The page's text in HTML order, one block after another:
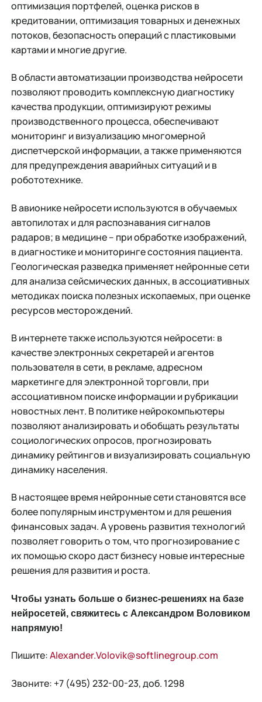
оптимизация портфелей, оценка рисков в
кредитовании, оптимизация товарных и денежных
потоков, безопасность операций с пластиковыми
картами и многие другие.
В области автоматизации производства нейросети
позволяют проводить комплексную диагностику
качества продукции, оптимизируют режимы
производственного процесса, обеспечивают
мониторинг и визуализацию многомерной
диспетчерской информации, а также применяются
для предупреждения аварийных ситуаций и в
робототехнике.
В авионике нейросети используются в обучаемых
автопилотах и для распознавания сигналов
радаров; в медицине – при обработке изображений,
в диагностике и мониторинге состояния пациента.
Геологическая разведка применяет нейронные сети
для анализа сейсмических данных, в ассоциативных
методиках поиска полезных ископаемых, при оценке
ресурсов месторождений.
В интернете также используются нейросети: в
качестве электронных секретарей и агентов
пользователя в сети, в рекламе, адресном
маркетинге для электронной торговли, при
ассоциативном поиске информации и рубрикации
новостных лент. В политике нейрокомпьютеры
позволяют анализировать и обобщать результаты
социологических опросов, прогнозировать
динамику рейтингов и визуализировать социальную
динамику населения.
В настоящее время нейронные сети становятся все
более популярным инструментом и для решения
финансовых задач. А уровень развития технологий
позволяет говорить о том, что прогнозирование с
их помощью скоро даст бизнесу новые интересные
решения для развития и роста.
Чтобы узнать больше о бизнес-решениях на базе
нейросетей, свяжитесь с Александром Воловиком
напрямую!
Пишите:Alexander.Volovik@softlinegroup.com
Звоните: +7 (495) 232-00-23, доб. 1298